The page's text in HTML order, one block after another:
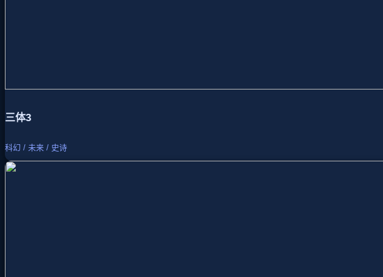
三体3
科幻 / 未来 / 史诗